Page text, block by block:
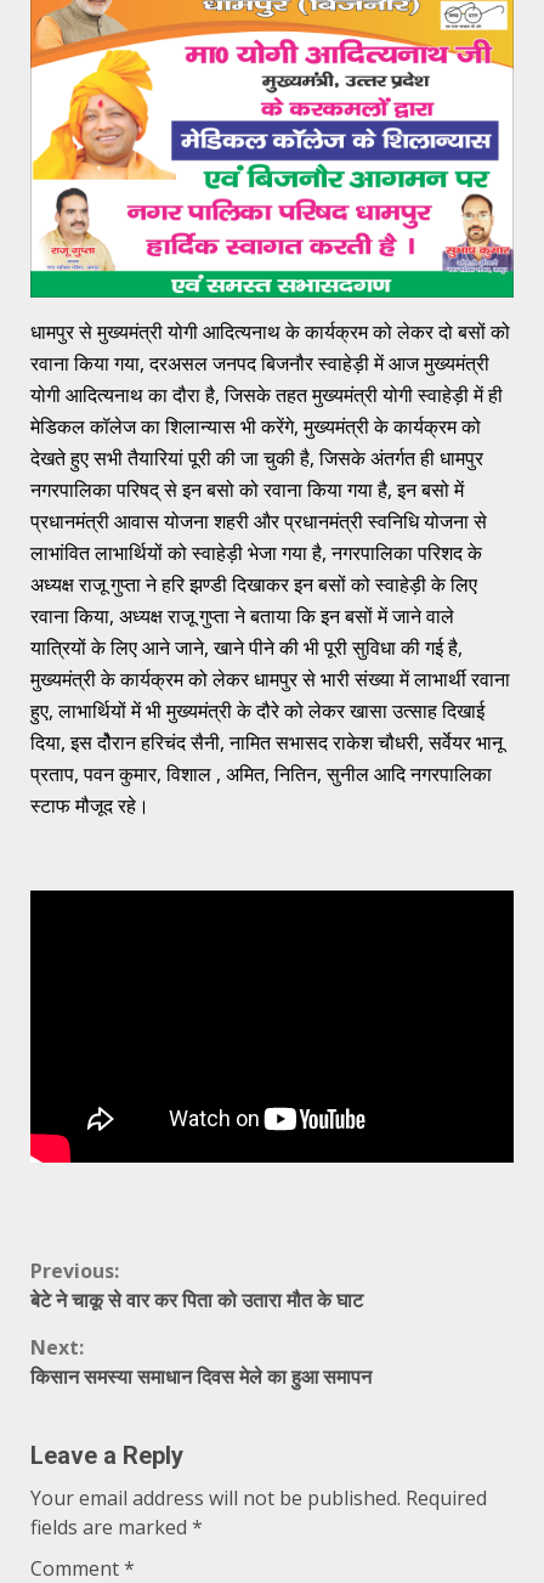
धामपुर से मुख्यमंत्री योगी आदित्यनाथ के कार्यक्रम को लेकर दो बसों को
रवाना किया गया, दरअसल जनपद बिजनौर स्वाहेड़ी में आज मुख्यमंत्री
योगी आदित्यनाथ का दौरा है, जिसके तहत मुख्यमंत्री योगी स्वाहेड़ी में ही
मेडिकल कॉलेज का शिलान्यास भी करेंगे, मुख्यमंत्री के कार्यक्रम को
देखते हुए सभी तैयारियां पूरी की जा चुकी है, जिसके अंतर्गत ही धामपुर
नगरपालिका परिषद् से इन बसो को रवाना किया गया है, इन बसो में
प्रधानमंत्री आवास योजना शहरी और प्रधानमंत्री स्वनिधि योजना से
लाभांवित लाभार्थियों को स्वाहेड़ी भेजा गया है, नगरपालिका परिशद के
अध्यक्ष राजू गुप्ता ने हरि झण्डी दिखाकर इन बसों को स्वाहेड़ी के लिए
रवाना किया, अध्यक्ष राजू गुप्ता ने बताया कि इन बसों में जाने वाले
यात्रियों के लिए आने जाने, खाने पीने की भी पूरी सुविधा की गई है,
मुख्यमंत्री के कार्यक्रम को लेकर धामपुर से भारी संख्या में लाभार्थी रवाना
हुए, लाभार्थियों में भी मुख्यमंत्री के दौरे को लेकर खासा उत्साह दिखाई
दिया, इस दोैरान हरिचंद सैनी, नामित सभासद राकेश चौधरी, सर्वेयर भानू
प्रताप, पवन कुमार, विशाल , अमित, नितिन, सुनील आदि नगरपालिका
स्टाफ मौजूद रहे।
Continue
Previous:
बेटे ने चाकू से वार कर पिता को उतारा मौत के घाट
Next:
किसान समस्या समाधान दिवस मेले का हुआ समापन
Leave a Reply
Your email address will not be published. Required
fields are marked *
Comment*